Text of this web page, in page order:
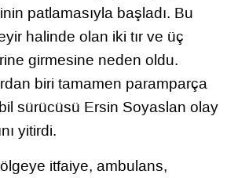
patlamasıyla başladı. Bu
halinde olan iki tır ve üç
girmesine neden oldu.
biri tamamen paramparça
sürücüsü Ersin Soyaslan olay
yitirdi.
itfaiye, ambulans,